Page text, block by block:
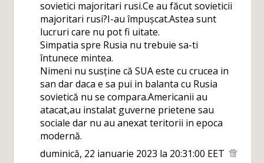
sovietici majoritari rusi.Ce au făcut sovieticii
majoritari rusi?I-au împușcat.Astea sunt
lucruri care nu pot fi uitate.
Simpatia spre Rusia nu trebuie sa-ti
întunece mintea.
Nimeni nu susține că SUA este cu crucea in
san dar daca e sa pui in balanta cu Rusia
sovietică nu se compara.Americanii au
atacat,au instalat guverne prietene sau
sociale dar nu au anexat teritorii in epoca
modernă.
duminică, 22 ianuarie 2023 la 20:31:00 EET